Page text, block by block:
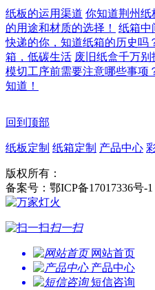
纸板的运用渠道 你知道荆州纸
的用途和材质的选择！
纸箱中
快递的你，知道纸箱的历史吗
箱，低碳生活 废旧纸盒千万别
模切工序前需要注意哪些事项
知道！
回到顶部
纸板定制 纸箱定制 产品中心
版权所有：
备案号：鄂ICP备17017336号-1
扫一扫
网站首页
产品中心
短信咨询